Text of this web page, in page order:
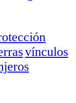
vínculos